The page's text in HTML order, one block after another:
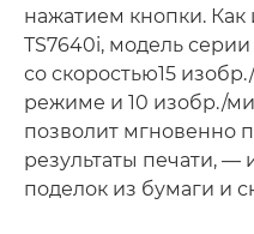
нажатием кнопки. Как
TS7640i, модель серии
со скоростью15
режиме и 10 изобр./
позволит мгновенно
результаты печати, —
поделок из бумаги и